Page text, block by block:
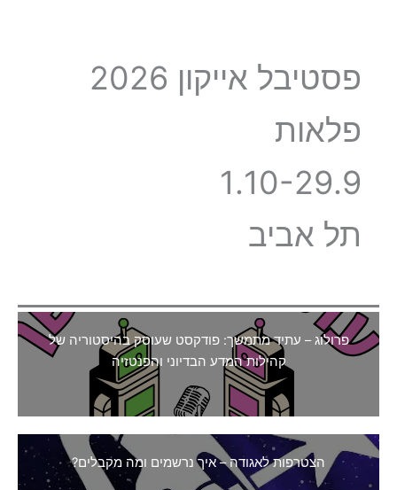
פסטיבל אייקון 2026
פלאות
1.10-29.9
תל אביב
פרולוג – עתיד מתמשך: פודקסט שעוסק בהיסטוריה של
קהילות המדע הבדיוני והפנטזיה
הצטרפות לאגודה – איך נרשמים ומה מקבלים?